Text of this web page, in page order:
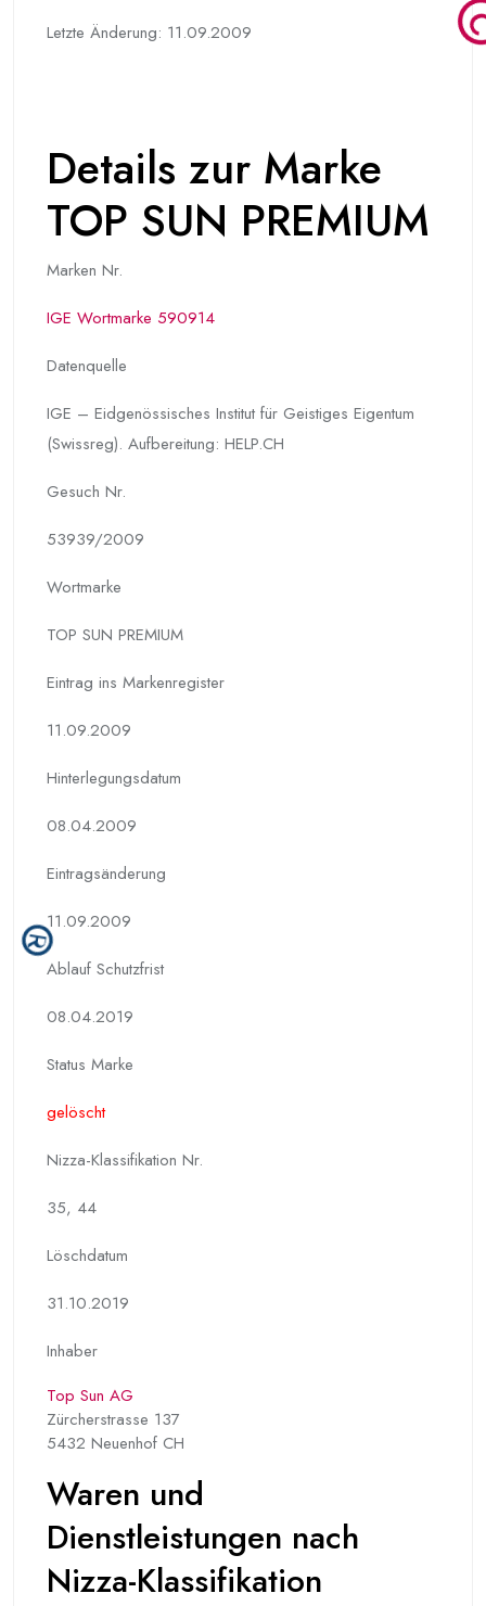
Letzte Änderung: 11.09.2009
Details zur Marke
TOP SUN PREMIUM
Marken Nr.
IGE Wortmarke 590914
Datenquelle
IGE – Eidgenössisches Institut für Geistiges Eigentum
(Swissreg). Aufbereitung: HELP.CH
Gesuch Nr.
53939/2009
Wortmarke
TOP SUN PREMIUM
Eintrag ins Markenregister
11.09.2009
Hinterlegungs­datum
08.04.2009
Eintragsänderung
11.09.2009
Ablauf Schutzfrist
08.04.2019
Status Marke
gelöscht
Nizza-Klassifikation Nr.
35, 44
Löschdatum
31.10.2019
Inhaber
Top Sun AG
Zürcherstrasse 137
5432 Neuenhof CH
Waren und
Dienstleistungen nach
Nizza-Klassifikation